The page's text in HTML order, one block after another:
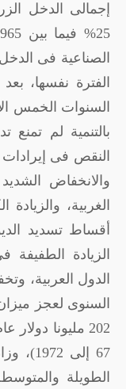
الفترة نفسها،
السنوات الخمس
بالتنمية لم
النقص فى
والانخفاض
الغربية،
أقساط تسديد
الزيادة
الدول العربية،
67 إلى